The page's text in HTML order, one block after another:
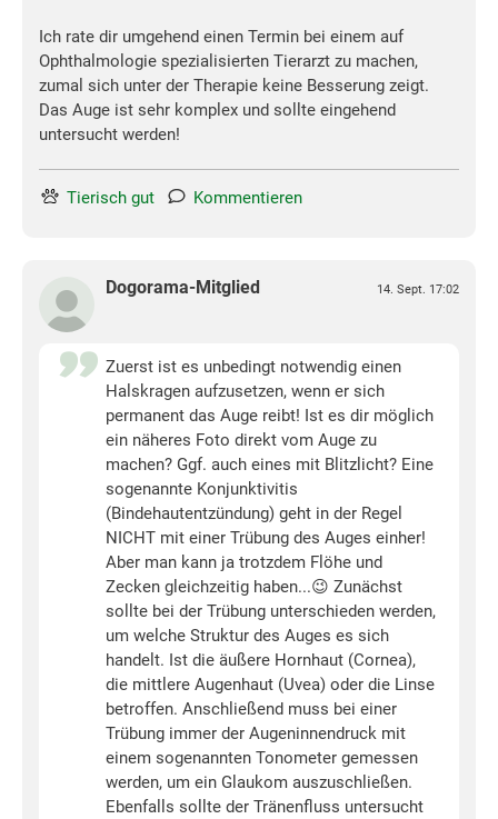
Ich rate dir umgehend einen Termin bei einem auf
Ophthalmologie spezialisierten Tierarzt zu machen,
zumal sich unter der Therapie keine Besserung zeigt.
Das Auge ist sehr komplex und sollte eingehend
untersucht werden!
Tierisch gut Kommentieren
Dogorama-Mitglied 14. Sept. 17:02
Zuerst ist es unbedingt notwendig einen
Halskragen aufzusetzen, wenn er sich
permanent das Auge reibt! Ist es dir möglich
ein näheres Foto direkt vom Auge zu
machen? Ggf. auch eines mit Blitzlicht? Eine
sogenannte Konjunktivitis
(Bindehautentzündung) geht in der Regel
NICHT mit einer Trübung des Auges einher!
Aber man kann ja trotzdem Flöhe und
Zecken gleichzeitig haben...😉 Zunächst
sollte bei der Trübung unterschieden werden,
um welche Struktur des Auges es sich
handelt. Ist die äußere Hornhaut (Cornea),
die mittlere Augenhaut (Uvea) oder die Linse
betroffen. Anschließend muss bei einer
Trübung immer der Augeninnendruck mit
einem sogenannten Tonometer gemessen
werden, um ein Glaukom auszuschließen.
Ebenfalls sollte der Tränenfluss untersucht